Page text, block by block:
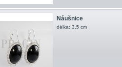
Náušnice
délka: 3,5 cm